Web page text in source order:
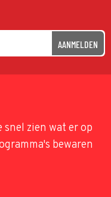
AANMELDEN
snel zien wat er op
bewaren